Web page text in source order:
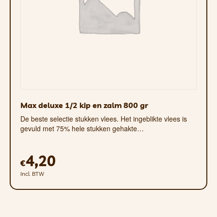
Patés bevatten van nature ook veel
combineren met
interactief
In tegenstelling tot wat vaak wordt
allesbepalend voor het geluk van onze
Max deluxe 1/2 kip en zalm 800 gr
De beste selectie stukken vlees. Het ingeblikte vlees is
gevuld met 75% hele stukken gehakte…
€4,20
Incl. BTW